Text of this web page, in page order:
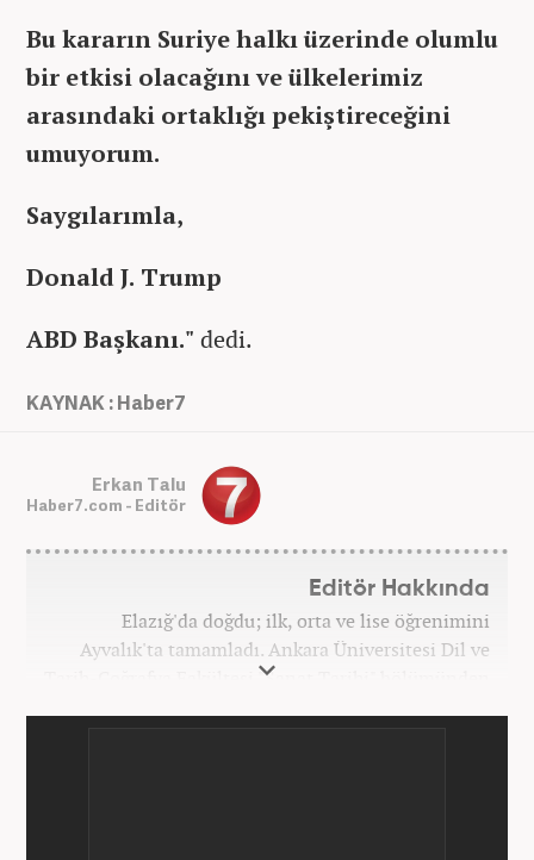
Bu kararın Suriye halkı üzerinde olumlu
bir etkisi olacağını ve ülkelerimiz
arasındaki ortaklığı pekiştireceğini
umuyorum.
Saygılarımla,
Donald J. Trump
ABD Başkanı." dedi.
KAYNAK : Haber7
Erkan Talu
Haber7.com - Editör
Editör Hakkında
Elazığ'da doğdu; ilk, orta ve lise öğrenimini
Ayvalık'ta tamamladı. Ankara Üniversitesi Dil ve
Tarih-Coğrafya Fakültesi "Sanat Tarihi" bölümünden